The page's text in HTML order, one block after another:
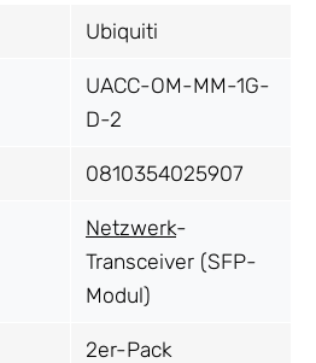
Ubiquiti
UACC-OM-MM-1G-
D-2
0810354025907
Netzwerk-
Transceiver (SFP-
Modul)
2er-Pack